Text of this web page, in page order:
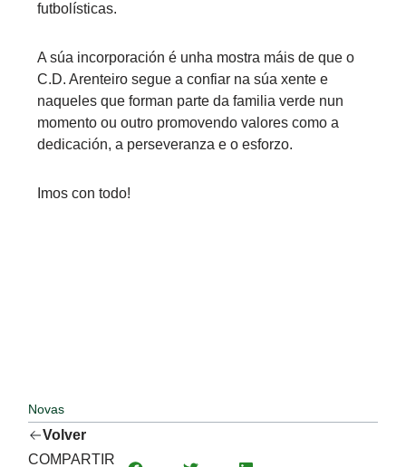
futbolísticas.
A súa incorporación é unha mostra máis de que o
C.D. Arenteiro segue a confiar na súa xente e
naqueles que forman parte da familia verde nun
momento ou outro promovendo valores como a
dedicación, a perseveranza e o esforzo.
Imos con todo!
Novas
Volver
COMPARTIR